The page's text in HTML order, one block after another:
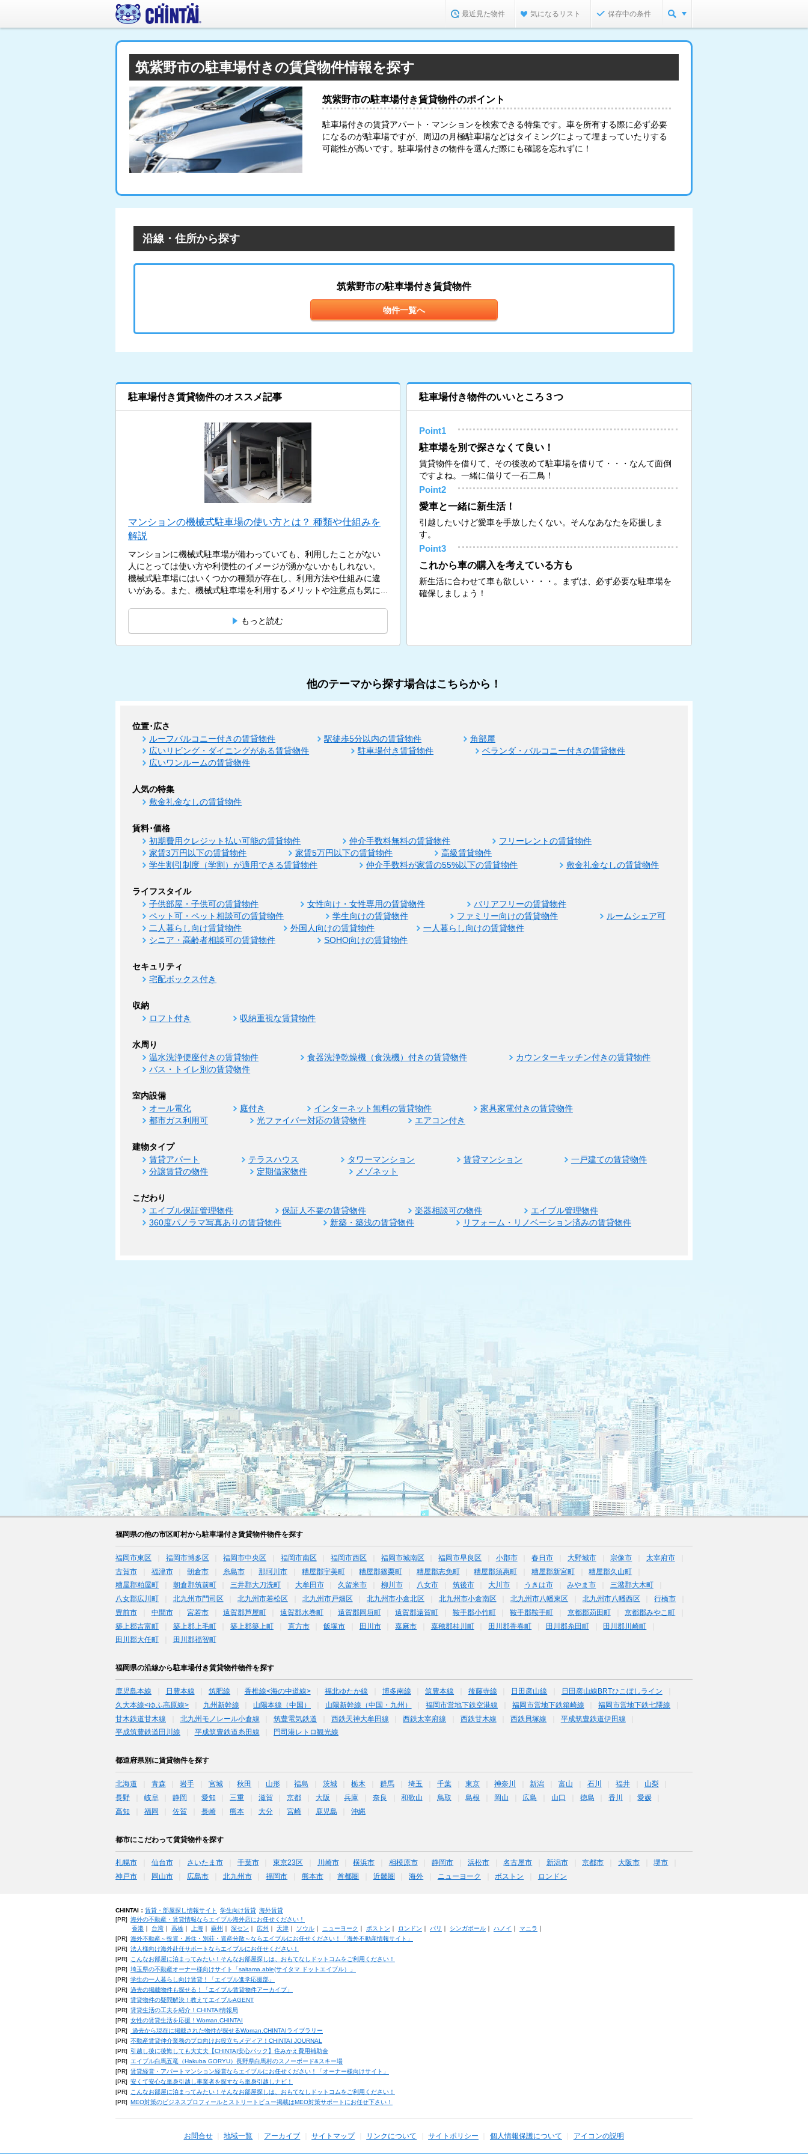
最近見た物件 気になるリスト 保存中の条件
筑紫野市の駐車場付きの賃貸物件情報を探す
筑紫野市の駐車場付き賃貸物件のポイント
駐車場付きの賃貸アパート・マンションを検索できる特集です。車を所有する際に必ず必要
になるのが駐車場ですが、周辺の月極駐車場などはタイミングによって埋まっていたりする
可能性が高いです。駐車場付きの物件を選んだ際にも確認を忘れずに！
沿線・住所から探す
筑紫野市の駐車場付き賃貸物件
物件一覧へ
駐車場付き賃貸物件のオススメ記事
マンションの機械式駐車場の使い方とは？ 種類や仕組みを
解説
マンションに機械式駐車場が備わっていても、利用したことがない
人にとっては使い方や利便性のイメージが湧かないかもしれない。
機械式駐車場にはいくつかの種類が存在し、利用方法や仕組みに違
いがある。また、機械式駐車場を利用するメリットや注意点も気に...
もっと読む
駐車場付き物件のいいところ３つ
Point1
駐車場を別で探さなくて良い！
賃貸物件を借りて、その後改めて駐車場を借りて・・・なんて面倒
ですよね。一緒に借りて一石二鳥！
Point2
愛車と一緒に新生活！
引越したいけど愛車を手放したくない。そんなあなたを応援しま
す。
Point3
これから車の購入を考えている方も
新生活に合わせて車も欲しい・・・。まずは、必ず必要な駐車場を
確保しましょう！
他のテーマから探す場合はこちらから！
位置･広さ
ルーフバルコニー付きの賃貸物件 駅徒歩5分以内の賃貸物件
角部屋
広いリビング・ダイニングがある賃貸物件
駐車場付き賃貸物件
ベランダ・バルコニー付きの賃貸物件
広いワンルームの賃貸物件
人気の特集
敷金礼金なしの賃貸物件
賃料･価格
初期費用クレジット払い可能の賃貸物件 仲介手数料無料の賃貸物件
フリーレントの賃貸物件
家賃3万円以下の賃貸物件
家賃5万円以下の賃貸物件
高級賃貸物件
学生割引制度（学割）が適用できる賃貸物件
仲介手数料が家賃の55%以下の賃貸物件 敷金礼金なしの賃貸物件
ライフスタイル
子供部屋・子供可の賃貸物件 女性向け・女性専用の賃貸物件
バリアフリーの賃貸物件
ペット可・ペット相談可の賃貸物件
学生向けの賃貸物件 ファミリー向けの賃貸物件
ルームシェア可
二人暮らし向け賃貸物件
外国人向けの賃貸物件
一人暮らし向けの賃貸物件
シニア・高齢者相談可の賃貸物件
SOHO向けの賃貸物件
セキュリティ
宅配ボックス付き
収納
ロフト付き 収納重視な賃貸物件
水周り
温水洗浄便座付きの賃貸物件 食器洗浄乾燥機（食洗機）付きの賃貸物件
カウンターキッチン付きの賃貸物件
バス・トイレ別の賃貸物件
室内設備
オール電化 庭付き インターネット無料の賃貸物件
家具家電付きの賃貸物件
都市ガス利用可
光ファイバー対応の賃貸物件 エアコン付き
建物タイプ
賃貸アパート テラスハウス タワーマンション 賃貸マンション
一戸建ての賃貸物件
分譲賃貸の物件
定期借家物件 メゾネット
こだわり
エイブル保証管理物件 保証人不要の賃貸物件 楽器相談可の物件
エイブル管理物件
360度パノラマ写真ありの賃貸物件
新築・築浅の賃貸物件 リフォーム・リノベーション済みの賃貸物件
福岡県の他の市区町村から駐車場付き賃貸物件物件を探す
福岡市東区 福岡市博多区 福岡市中央区 福岡市南区 福岡市西区 福岡市城南区 福岡市早良区 小郡市 春日市 大野城市 宗像市
太宰府市
古賀市
福津市 朝倉市 糸島市 那珂川市 糟屋郡宇美町 糟屋郡篠栗町 糟屋郡志免町 糟屋郡須惠町 糟屋郡新宮町
糟屋郡久山町
糟屋郡粕屋町
朝倉郡筑前町 三井郡大刀洗町 大牟田市 久留米市 柳川市 八女市 筑後市 大川市 うきは市 みやま市
三潴郡大木町
八女郡広川町
北九州市門司区 北九州市若松区 北九州市戸畑区 北九州市小倉北区 北九州市小倉南区 北九州市八幡東区 北九州市八幡西区
行橋市
豊前市
中間市 宮若市 遠賀郡芦屋町 遠賀郡水巻町 遠賀郡岡垣町 遠賀郡遠賀町 鞍手郡小竹町 鞍手郡鞍手町 京都郡苅田町
京都郡みやこ町
築上郡吉富町
築上郡上毛町 築上郡築上町 直方市 飯塚市 田川市 嘉麻市 嘉穂郡桂川町 田川郡香春町 田川郡糸田町
田川郡川崎町
田川郡大任町
田川郡福智町
福岡県の沿線から駐車場付き賃貸物件物件を探す
鹿児島本線 日豊本線 筑肥線 香椎線<海の中道線> 福北ゆたか線 博多南線 筑豊本線 後藤寺線 日田彦山線
日田彦山線BRTひこぼしライン
久大本線<ゆふ高原線>
九州新幹線 山陽本線（中国） 山陽新幹線（中国・九州） 福岡市営地下鉄空港線 福岡市営地下鉄箱崎線
福岡市営地下鉄七隈線
甘木鉄道甘木線
北九州モノレール小倉線 筑豊電気鉄道 西鉄天神大牟田線 西鉄太宰府線 西鉄甘木線 西鉄貝塚線
平成筑豊鉄道伊田線
平成筑豊鉄道田川線
平成筑豊鉄道糸田線 門司港レトロ観光線
都道府県別に賃貸物件を探す
北海道 青森 岩手 宮城 秋田 山形 福島 茨城 栃木 群馬 埼玉 千葉 東京 神奈川 新潟 富山 石川 福井
山梨
長野
岐阜 静岡 愛知 三重 滋賀 京都 大阪 兵庫 奈良 和歌山 鳥取 島根 岡山 広島 山口 徳島 香川
愛媛
高知
福岡 佐賀 長崎 熊本 大分 宮崎 鹿児島 沖縄
都市にこだわって賃貸物件を探す
札幌市 仙台市 さいたま市 千葉市 東京23区 川崎市 横浜市 相模原市 静岡市 浜松市 名古屋市 新潟市 京都市 大阪市
堺市
神戸市
岡山市 広島市 北九州市 福岡市 熊本市 首都圏 近畿圏 海外 ニューヨーク ボストン ロンドン
CHINTAI： 賃貸・部屋探し情報サイト 学生向け賃貸 海外賃貸
[PR] 海外の不動産・賃貸情報ならエイブル海外店にお任せください！
香港｜ 台湾｜ 高雄｜ 上海｜ 蘇州 ｜ 深セン ｜ 広州 ｜ 天津｜ ソウル｜ ニューヨーク ｜ ボストン ｜ ロンドン ｜ パリ ｜ シンガポール｜ ハノイ ｜ マニラ ｜
[PR] 海外不動産～投資・居住・別荘・資産分散～ならエイブルにお任せください！「海外不動産情報サイト」
[PR] 法人様向け海外赴任サポートならエイブルにお任せください！
[PR]
こんなお部屋に泊まってみたい！そんなお部屋探しは、おもてなしドットコムをご利用ください！
[PR] 埼玉県の不動産オーナー様向けサイト「saitama.able(サイタマ ドットエイブル）」
[PR] 学生の一人暮らし向け賃貸！「エイブル進学応援部」
[PR] 過去の掲載物件も探せる！「エイブル賃貸物件アーカイブ」
[PR] 賃貸物件の疑問解決！教えてエイブルAGENT
[PR] 賃貸生活の工夫を紹介！CHINTAI情報局
[PR] 女性の賃貸生活を応援！Woman.CHINTAI
[PR]
過去から現在に掲載された物件が探せるWoman.CHINTAIライブラリー
[PR] 不動産賃貸仲介業務のプロ向けお役立ちメディア！CHINTAI JOURNAL
[PR]
引越し後に後悔しても大丈夫【CHINTAI安心パック】住みかえ費用補助金
[PR]
エイブル白馬五竜（Hakuba GORYU）長野県白馬村のスノーボード&スキー場
[PR] 賃貸経営・アパートマンション経営ならエイブルにお任せください！「オーナー様向けサイト」
[PR] 安くて安心な単身引越し事業者を探すなら単身引越しナビ！
[PR]
こんなお部屋に泊まってみたい！そんなお部屋探しは、おもてなしドットコムをご利用ください！
[PR] MEO対策のビジネスプロフィールとストリートビュー掲載はMEO対策サポートにお任せ下さい！
お問合せ 地域一覧 アーカイブ サイトマップ リンクについて サイトポリシー 個人情報保護について アイコンの説明